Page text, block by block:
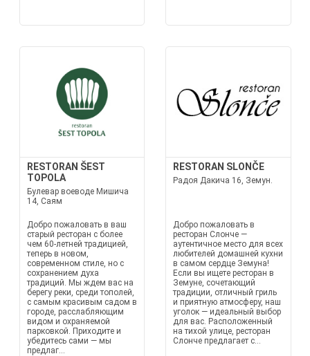
RESTORAN ŠEST
TOPOLA
Булевар воеводе Мишича
14, Саям
Добро пожаловать в ваш
старый ресторан с более
чем 60-летней традицией,
теперь в новом,
современном стиле, но с
сохранением духа
традиций. Мы ждем вас на
берегу реки, среди тополей,
с самым красивым садом в
городе, расслабляющим
видом и охраняемой
парковкой. Приходите и
убедитесь сами — мы
предлаг...
RESTORAN SLONČE
Радоя Дакича 16, Земун.
Добро пожаловать в
ресторан Слонче —
аутентичное место для всех
любителей домашней кухни
в самом сердце Земуна!
Если вы ищете ресторан в
Земунe, сочетающий
традиции, отличный гриль
и приятную атмосферу, наш
уголок — идеальный выбор
для вас. Расположенный
на тихой улице, ресторан
Слонче предлагает с...